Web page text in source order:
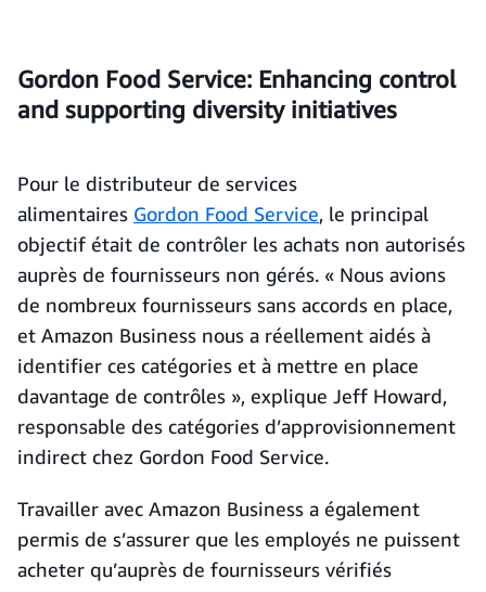
Gordon Food Service: Enhancing control
and supporting diversity initiatives
Pour le distributeur de services
alimentaires Gordon Food Service, le principal
objectif était de contrôler les achats non autorisés
auprès de fournisseurs non gérés. « Nous avions
de nombreux fournisseurs sans accords en place,
et Amazon Business nous a réellement aidés à
identifier ces catégories et à mettre en place
davantage de contrôles », explique Jeff Howard,
responsable des catégories d’approvisionnement
indirect chez Gordon Food Service.
Travailler avec Amazon Business a également
permis de s’assurer que les employés ne puissent
acheter qu’auprès de fournisseurs vérifiés